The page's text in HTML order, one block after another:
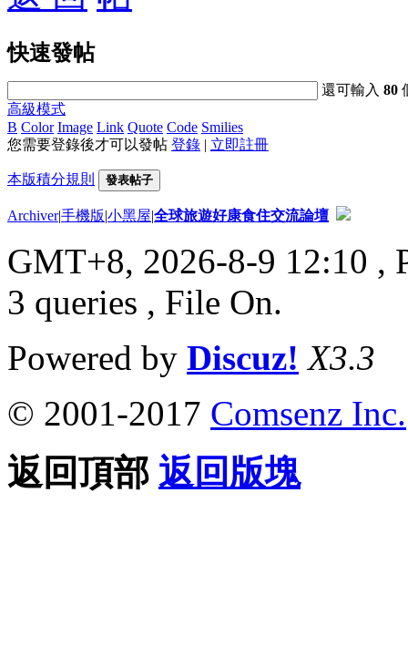
快速發帖
還可輸入80
高級模式
B Color Image Link Quote Code Smilies
您需要登錄後才可以發帖 登錄 | 立即註冊
本版積分規則 發表帖子
Archiver|手機版|小黑屋|全球旅遊好康食住交流論壇
GMT+8, 2026-8-9 12:10 ,
3 queries , File On.
Powered by Discuz! X3.3
© 2001-2017 Comsenz Inc.
返回頂部 返回版塊